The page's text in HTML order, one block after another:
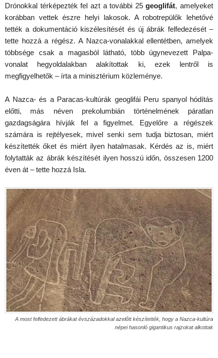
Drónokkal térképezték fel azt a további 25geoglifát, amelyeket
korábban vettek észre helyi lakosok. A robotrepülők lehetővé
tették a dokumentáció kiszélesítését és új ábrák felfedezését –
tette hozzá a régész. A Nazca-vonalakkal ellentétben, amelyek
többsége csak a magasból látható, több úgynevezett Palpa-
vonalat hegyoldalakban alakítottak ki, ezek lentről is
megfigyelhetők – írta a minisztérium közleménye.
A Nazca- és a Paracas-kultúrák geoglifái Peru spanyol hódítás
előtti, más néven prekolumbián történelmének páratlan
gazdagságára hívják fel a figyelmet. Egyelőre a régészek
számára is rejtélyesek, mivel senki sem tudja biztosan, miért
készítették őket és miért ilyen hatalmasak. Kérdés az is, miért
folytatták az ábrák készítését ilyen hosszú időn, összesen 1200
éven át – tette hozzá Isla.
A most felfedezett ábrákat évszázadokkal azelőtt készítették, hogy a Nazca-kultúra
népei hasonló gigantikus rajzokat alkottak